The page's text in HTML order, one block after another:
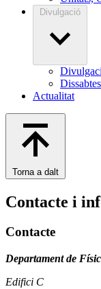
Divulgació
Actualitat
Torna a dalt
Contacte i
Contacte
Departament de
Edifici C